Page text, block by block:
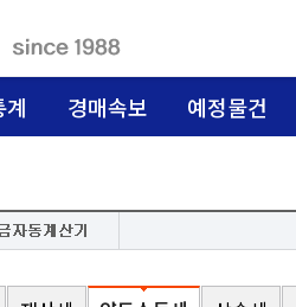
계 경매속보 예정물건